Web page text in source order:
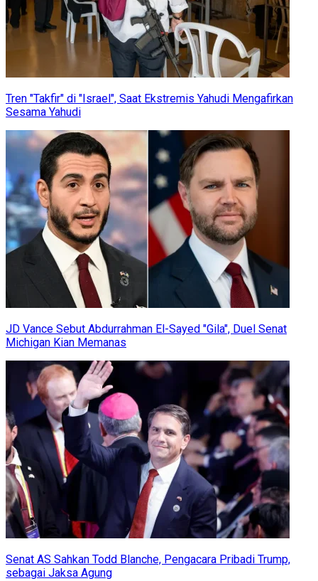
Tren "Takfir" di "Israel", Saat Ekstremis Yahudi Mengafirkan
Sesama Yahudi
JD Vance Sebut Abdurrahman El-Sayed "Gila", Duel Senat
Michigan Kian Memanas
Senat AS Sahkan Todd Blanche, Pengacara Pribadi Trump,
sebagai Jaksa Agung